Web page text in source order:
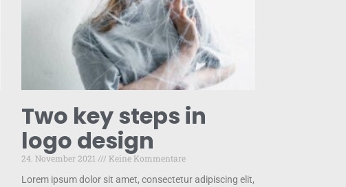
Two key steps in
logo design
24. November 2021
Keine Kommentare
Lorem ipsum dolor sit amet, consectetur adipiscing elit,